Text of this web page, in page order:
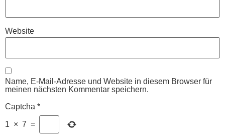
Website
Name, E-Mail-Adresse und Website in diesem Browser für
meinen nächsten Kommentar speichern.
Captcha *
1 × 7 =